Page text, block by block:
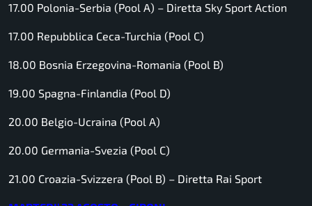
17.00 Polonia-Serbia (Pool A) – Diretta Sky Sport Action
17.00 Repubblica Ceca-Turchia (Pool C)
18.00 Bosnia Erzegovina-Romania (Pool B)
19.00 Spagna-Finlandia (Pool D)
20.00 Belgio-Ucraina (Pool A)
20.00 Germania-Svezia (Pool C)
21.00 Croazia-Svizzera (Pool B) – Diretta Rai Sport